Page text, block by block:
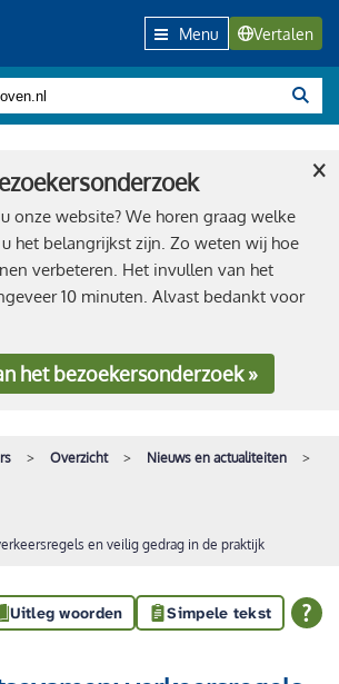
Menu Vertalen
onze website? We horen graag welke
het belangrijkst zijn. Zo weten wij hoe
verbeteren. Het invullen van het
10 minuten. Alvast bedankt voor
het bezoekersonderzoek »
×
Overzicht Nieuws en actualiteiten
en veilig gedrag in de praktijk
Uitleg woorden Simpele tekst